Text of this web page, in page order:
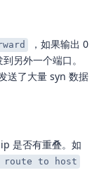
，如果输出 0
另外一个端口。
送了大量 syn 数据
是否有重叠。如
route to host